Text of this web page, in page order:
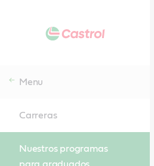
Menu
Carreras
Nuestros programas